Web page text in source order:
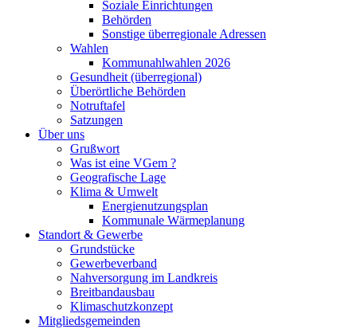
Soziale Einrichtungen
Behörden
Sonstige überregionale Adressen
Wahlen
Kommunahlwahlen 2026
Gesundheit (überregional)
Überörtliche Behörden
Notruftafel
Satzungen
Über uns
Grußwort
Was ist eine VGem ?
Geografische Lage
Klima & Umwelt
Energienutzungsplan
Kommunale Wärmeplanung
Standort & Gewerbe
Grundstücke
Gewerbeverband
Nahversorgung im Landkreis
Breitbandausbau
Klimaschutzkonzept
Mitgliedsgemeinden